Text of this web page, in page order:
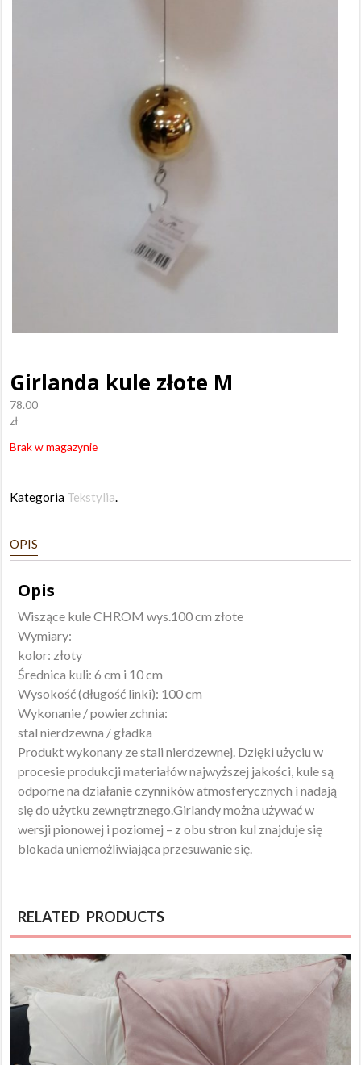
Girlanda kule złote M
78.00
zł
Brak w magazynie
Kategoria Tekstylia.
OPIS
Opis
Wiszące kule CHROM wys.100 cm złote
Wymiary:
kolor: złoty
Średnica kuli: 6 cm i 10 cm
Wysokość (długość linki): 100 cm
Wykonanie / powierzchnia:
stal nierdzewna / gładka
Produkt wykonany ze stali nierdzewnej. Dzięki użyciu w
procesie produkcji materiałów najwyższej jakości, kule są
odporne na działanie czynników atmosferycznych i nadają
się do użytku zewnętrznego.Girlandy można używać w
wersji pionowej i poziomej – z obu stron kul znajduje się
blokada uniemożliwiająca przesuwanie się.
RELATED PRODUCTS